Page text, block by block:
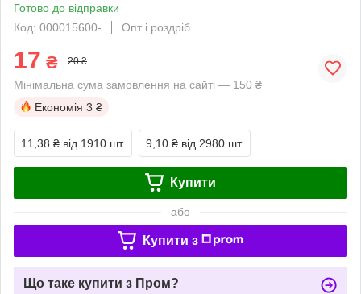
Готово до відправки
Код: 000015600-
Опт і роздріб
17 ₴ 20 ₴
Мінімальна сума замовлення на сайті — 150 ₴
Економія 3 ₴
11,38 ₴ від 1910 шт. 9,10 ₴ від 2980 шт.
Купити
або
Купити з
Що таке купити з Пром?